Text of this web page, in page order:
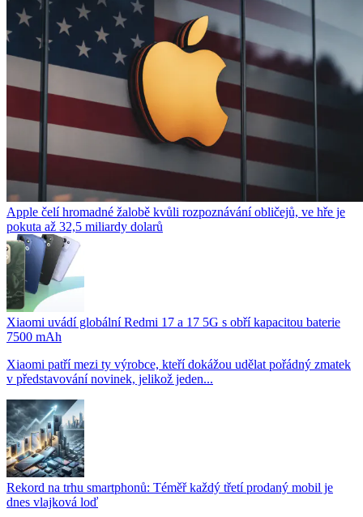
Apple čelí hromadné žalobě kvůli rozpoznávání obličejů, ve hře je
pokuta až 32,5 miliardy dolarů
Xiaomi uvádí globální Redmi 17 a 17 5G s obří kapacitou baterie
7500 mAh
Xiaomi patří mezi ty výrobce, kteří dokážou udělat pořádný zmatek
v představování novinek, jelikož jeden...
Rekord na trhu smartphonů: Téměř každý třetí prodaný mobil je
dnes vlajková loď